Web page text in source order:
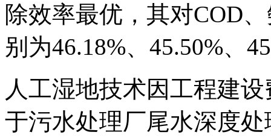
除效率最优，其对COD
别为46.18%、45.50%、
人工湿地技术因工程建
于污水处理厂尾水深度